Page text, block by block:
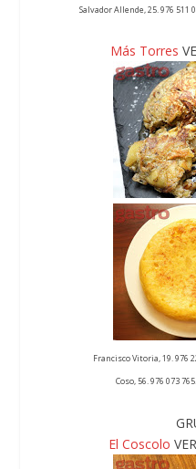
Salvador Allende, 25. 976 511
Más Torres
Francisco Vitoria, 19. 976
Coso, 56. 976 073
El Coscolo